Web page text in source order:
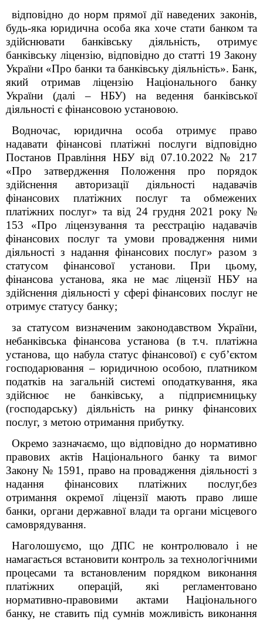
відповідно до норм прямої дії наведених законів,
будь-яка юридична особа яка хоче стати банком та
здійснювати банківську діяльність, отримує
банківську ліцензію, відповідно до статті 19 Закону
України «Про банки та банківську діяльність». Банк,
який отримав ліцензію Національного банку
України (далі – НБУ) на ведення банківської
діяльності є фінансовою установою.
Водночас, юридична особа отримує право
надавати фінансові платіжні послуги відповідно
Постанов Правління НБУ від 07.10.2022 № 217
«Про затвердження Положення про порядок
здійснення авторизації діяльності надавачів
фінансових платіжних послуг та обмежених
платіжних послуг» та від 24 грудня 2021 року №
153 «Про ліцензування та реєстрацію надавачів
фінансових послуг та умови провадження ними
діяльності з надання фінансових послуг» разом з
статусом фінансової установи. При цьому,
фінансова установа, яка не має ліцензії НБУ на
здійснення діяльності у сфері фінансових послуг не
отримує статусу банку;
за статусом визначеним законодавством України,
небанківська фінансова установа (в т.ч. платіжна
установа, що набула статус фінансової) є суб’єктом
господарювання – юридичною особою, платником
податків на загальній системі оподаткування, яка
здійснює не банківську, а підприємницьку
(господарську) діяльність на ринку фінансових
послуг, з метою отримання прибутку.
Окремо зазначаємо, що відповідно до нормативно
правових актів Національного банку та вимог
Закону № 1591, право на провадження діяльності з
надання фінансових платіжних послуг,без
отримання окремої ліцензії мають право лише
банки, органи державної влади та органи місцевого
самоврядування.
Наголошуємо, що ДПС не контролювало і не
намагається встановити контроль за технологічними
процесами та встановленим порядком виконання
платіжних операцій, які регламентовано
нормативно-правовими актами Національного
банку, не ставить під сумнів можливість виконання